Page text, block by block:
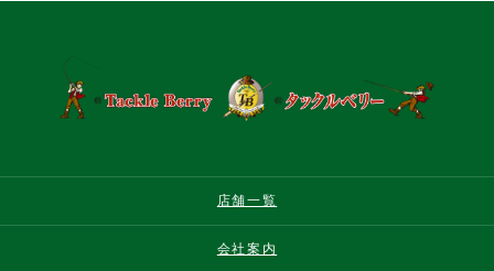
店舗一覧
会社案内